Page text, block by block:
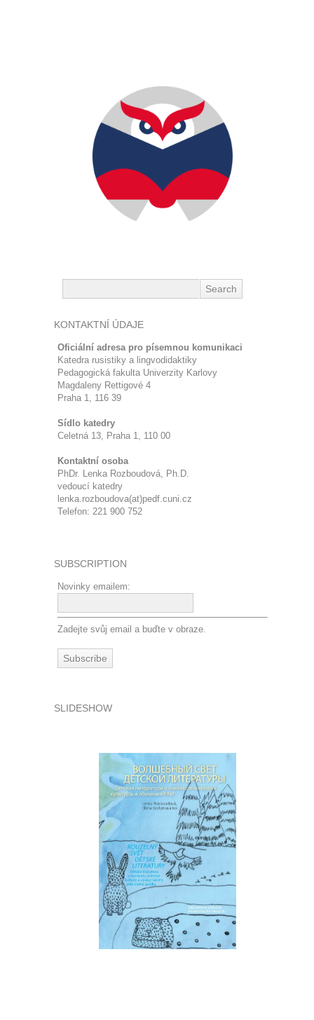
KONTAKTNÍ ÚDAJE
Oficiální adresa pro písemnou komunikaci
Katedra rusistiky a lingvodidaktiky
Pedagogická fakulta Univerzity Karlovy
Magdaleny Rettigové 4
Praha 1, 116 39
Sídlo katedry
Celetná 13, Praha 1, 110 00
Kontaktní osoba
PhDr. Lenka Rozboudová, Ph.D.
vedoucí katedry
lenka.rozboudova(at)pedf.cuni.cz
Telefon: 221 900 752
SUBSCRIPTION
Novinky emailem:
Zadejte svůj email a buďte v obraze.
SLIDESHOW